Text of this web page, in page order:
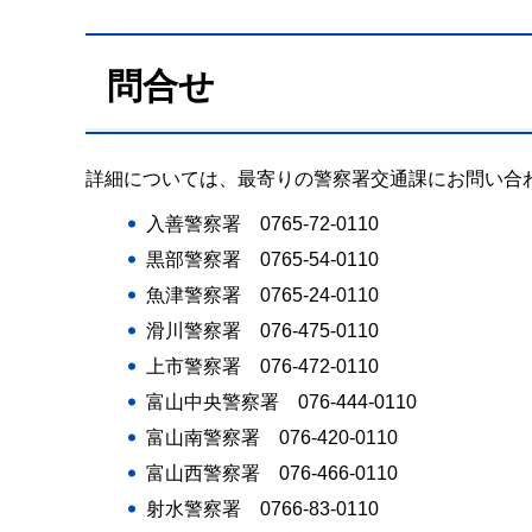
問合せ
詳細については、最寄りの警察署交通課にお問い合
入善警察署 0765-72-0110
黒部警察署 0765-54-0110
魚津警察署 0765-24-0110
滑川警察署 076-475-0110
上市警察署 076-472-0110
富山中央警察署 076-444-0110
富山南警察署 076-420-0110
富山西警察署 076-466-0110
射水警察署 0766-83-0110